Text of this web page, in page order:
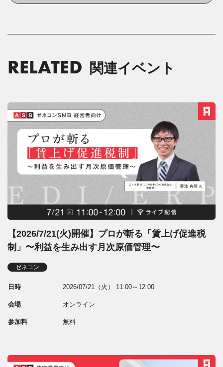
RELATED 関連イベント
【2026/7/21(火)開催】プロが斬る「賃上げ促進税
制」〜利益を生み出す月次原価管理〜
ゼネコン
日時 2026/07/21（火） 11:00～12:00
会場 オンライン
参加料 無料